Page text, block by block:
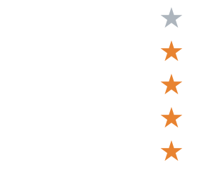
★
★
★
★
★